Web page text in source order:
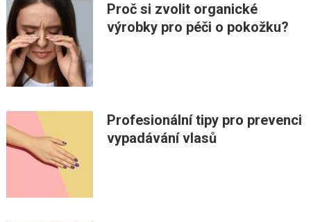
Proč si zvolit organické
výrobky pro péči o pokožku?
Profesionální tipy pro prevenci
vypadávání vlasů